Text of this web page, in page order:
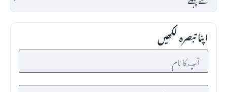
اپنا تبصرہ لکھیں